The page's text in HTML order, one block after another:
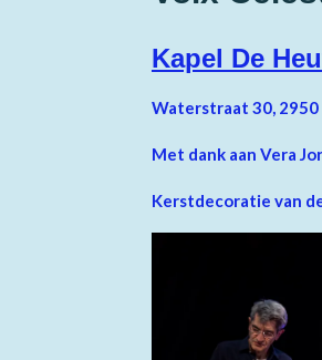
Kapel De
Waterstraat 30, 2950
Met dank aan Vera
Kerstdecoratie van